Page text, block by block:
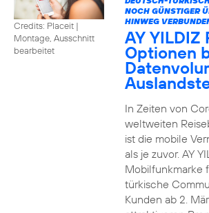
Credits: Placeit |
Montage, Ausschnitt
bearbeitet
NOCH GÜNSTIGER
HINWEG
AY
Optionen
In Zeiten von
weltweiten
ist die mobile
als je zuvor. AY
Mobilfunkmarke
türkische
Kunden ab 2.